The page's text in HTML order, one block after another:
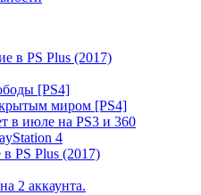
в PS Plus (2017)
[PS4]
миром [PS4]
в июле на PS3 и 360
4
PS Plus (2017)
2 аккаунта.